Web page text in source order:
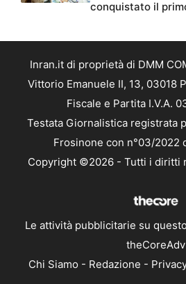
conquistato il
Inran.it di proprietà di DMM
Vittorio Emanuele II, 13, 03018
Fiscale e Partita I.V.A.
Testata Giornalistica registrata
Frosinone con n°03/2022
Copyright ©2026 - Tutti i diritti
Le attività pubblicitarie su
theCoreAdv
Chi Siamo - Redazione -